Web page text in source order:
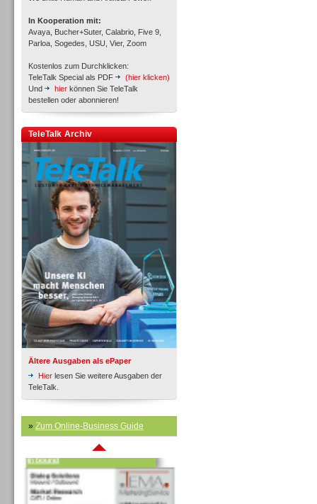
In Kooperation mit:
Avaya, Bucher+Suter, Calabrio, Five 9,
Parloa, Sogedes, USU, Vier, Zoom
Kostenlos zum Durchklicken:
TeleTalk Special als PDF
(hier klicken)
Und
hier können Sie TeleTalk
bestellen oder abonnieren!
TeleTalk Archiv
Ältere Ausgaben als ePaper
Hier lesen Sie weitere Ausgaben der
TeleTalk.
» Zum Online-Business Guide
Inbound
Inbound
Inbound